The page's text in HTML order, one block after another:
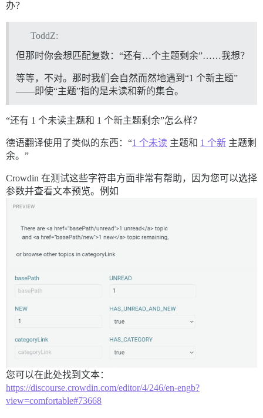
办？
ToddZ:
但那时你会想匹配复数：“还有…个主题剩余”……我想？
等等，不对。那时我们会自然而然地遇到“1 个新主题”
——即使“主题”指的是未读和新的集合。
“还有 1 个未读主题和 1 个新主题剩余”怎么样？
德语翻译使用了类似的东西：“1 个未读 主题和 1 个新 主题剩
余。”
Crowdin 在测试这些字符串方面非常有帮助，因为您可以选择
参数并查看文本预览。例如
您可以在此处找到文本：
https://discourse.crowdin.com/editor/4/246/en-engb?
view=comfortable#73668